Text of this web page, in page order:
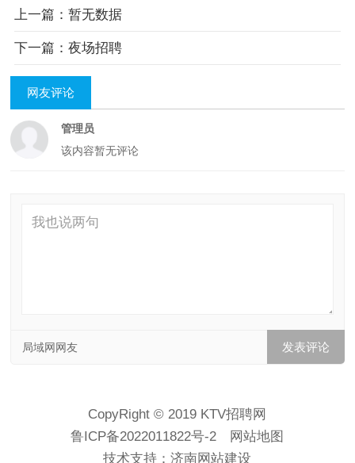
上一篇：暂无数据
下一篇：夜场招聘
网友评论
管理员
该内容暂无评论
局域网网友
CopyRight © 2019 KTV招聘网
鲁ICP备2022011822号-2
网站地图
技术支持：济南网站建设